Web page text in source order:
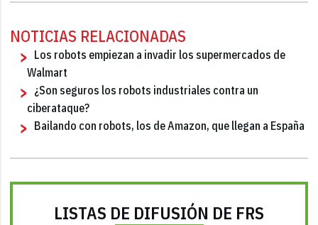
NOTICIAS RELACIONADAS
Los robots empiezan a invadir los supermercados de
Walmart
¿Son seguros los robots industriales contra un
ciberataque?
Bailando con robots, los de Amazon, que llegan a España
LISTAS DE DIFUSIÓN DE FRS